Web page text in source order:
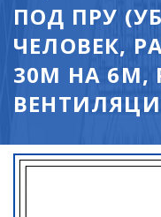
ПОД ПРУ
ЧЕЛОВЕК,
30М НА